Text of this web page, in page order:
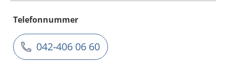
Telefonnummer
042-406 06 60